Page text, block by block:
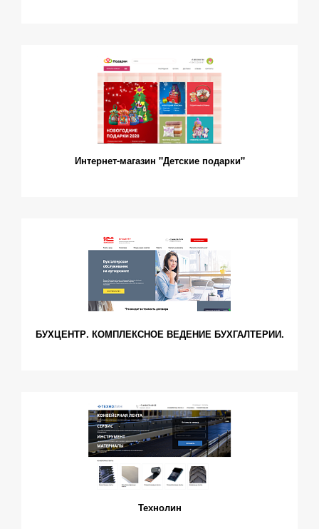
Интернет-магазин "Детские подарки"
БУХЦЕНТР. КОМПЛЕКСНОЕ ВЕДЕНИЕ БУХГАЛТЕРИИ.
Технолин